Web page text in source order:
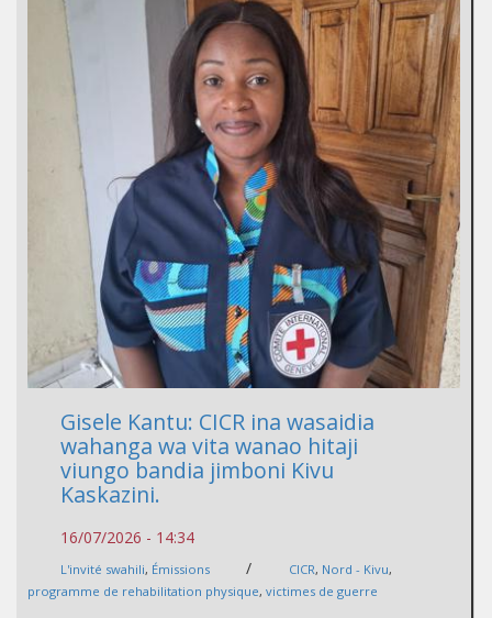
Gisele Kantu: CICR ina wasaidia
wahanga wa vita wanao hitaji
viungo bandia jimboni Kivu
Kaskazini.
16/07/2026 - 14:34
L'invité swahili, Émissions / CICR, Nord - Kivu,
programme de rehabilitation physique, victimes de guerre